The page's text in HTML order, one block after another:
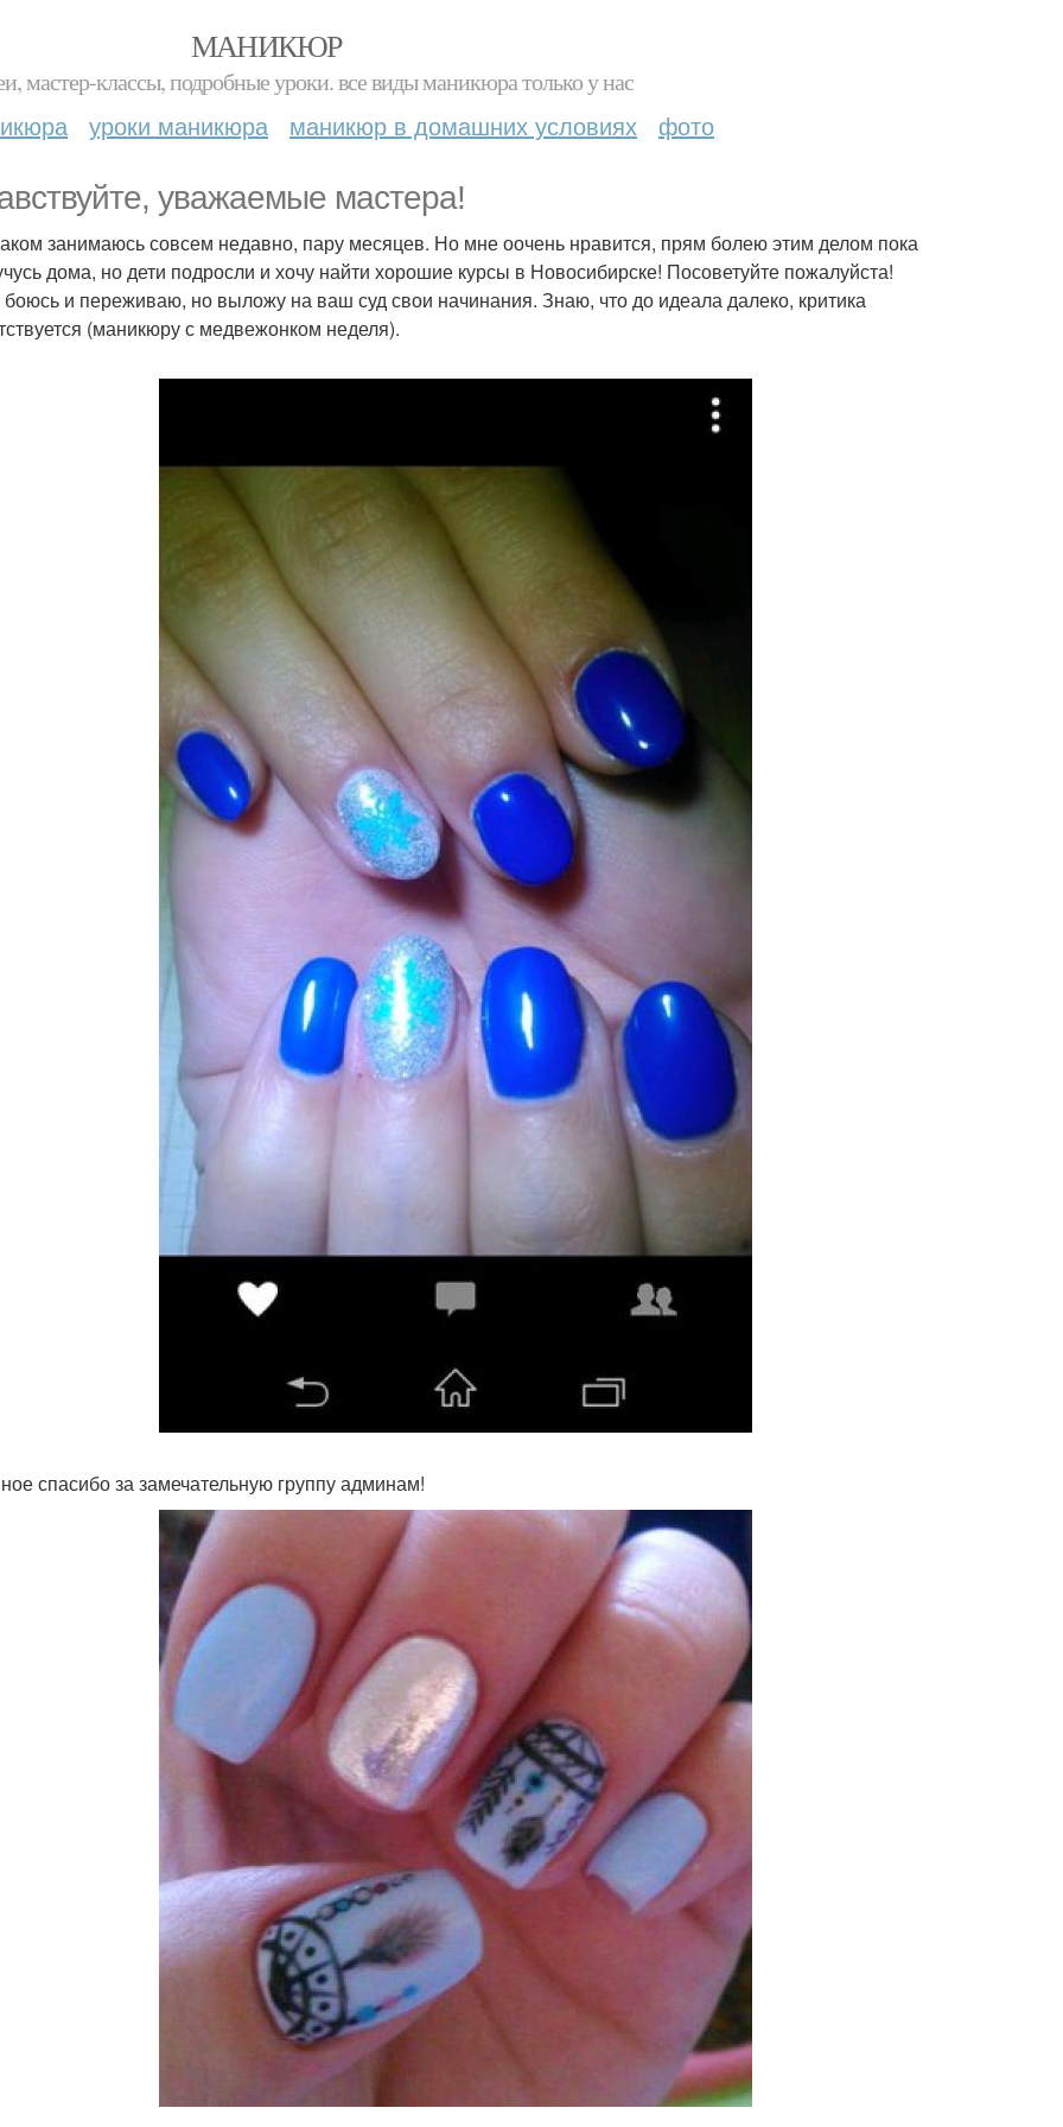
МАНИКЮР
мастер-классы, подробные уроки. все виды маникюра только у нас
уроки маникюра маникюр в домашних условиях фото
уважаемые мастера!
занимаюсь совсем недавно, пару месяцев. Но мне оочень нравится, прям болею этим делом пока
дома, но дети подросли и хочу найти хорошие курсы в Новосибирске! Посоветуйте пожалуйста!
и переживаю, но выложу на ваш суд свои начинания. Знаю, что до идеала далеко, критика
(маникюру с медвежонком неделя).
спасибо за замечательную группу админам!